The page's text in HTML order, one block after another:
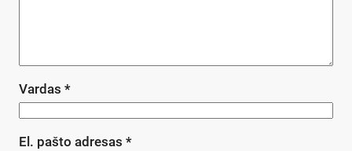
Vardas *
El. pašto adresas *